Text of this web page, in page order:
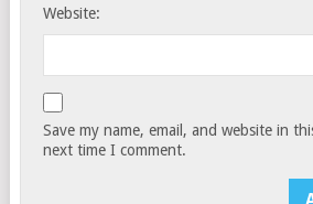
Website:
Save my name, email, and website in
next time I comment.